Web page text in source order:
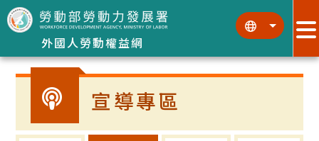
跳到主要內容區塊
外國人勞動權益網
::: :::
宣導專區